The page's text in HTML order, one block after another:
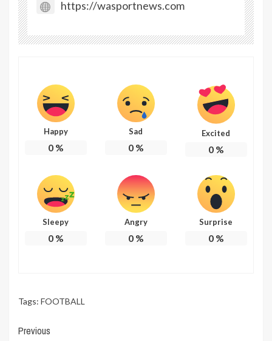
https://wasportnews.com
Happy
0%
Sad
0%
Excited
0%
Sleepy
0%
Angry
0%
Surprise
0%
Tags: FOOTBALL
Continue
Previous